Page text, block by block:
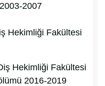
2007
Hekimliği Fakültesi
Hekimliği Fakültesi
2016-2019